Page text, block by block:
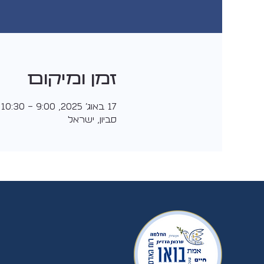
זמן ומיקום
17 באוג׳ 2025, 9:00 – 10:30
סביון, ישראל